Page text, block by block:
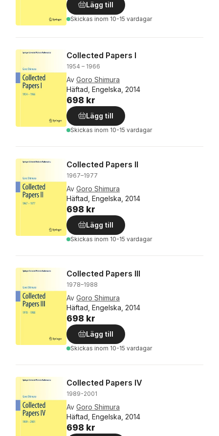
Lägg till
Skickas inom 10-15 vardagar
Collected Papers I
1954 – 1966
Av Goro Shimura
Häftad, Engelska, 2014
698 kr
Lägg till
Skickas inom 10-15 vardagar
Collected Papers II
1967–1977
Av Goro Shimura
Häftad, Engelska, 2014
698 kr
Lägg till
Skickas inom 10-15 vardagar
Collected Papers III
1978–1988
Av Goro Shimura
Häftad, Engelska, 2014
698 kr
Lägg till
Skickas inom 10-15 vardagar
Collected Papers IV
1989-2001
Av Goro Shimura
Häftad, Engelska, 2014
698 kr